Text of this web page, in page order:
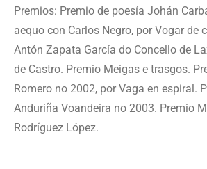
Premios: Premio de poesía Johán
aequo con Carlos Negro, por Vogar de
Antón Zapata García do Concello de
de Castro. Premio Meigas e trasgos.
Romero no 2002, por Vaga en espiral.
Anduriña Voandeira no 2003. Premio
Rodríguez López.